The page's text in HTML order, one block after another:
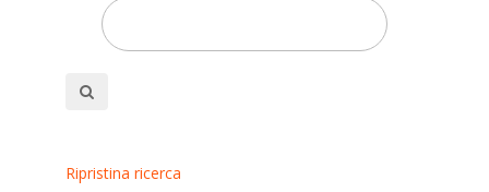
Ripristina ricerca